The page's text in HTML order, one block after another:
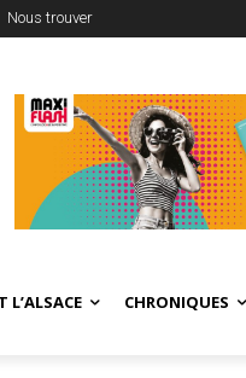
Nous trouver
L’ALSACE CHRONIQUES